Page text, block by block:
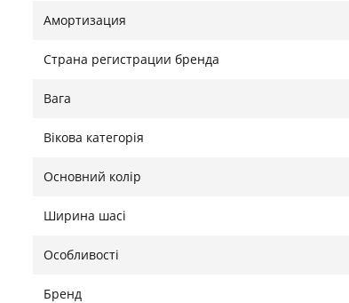
Амортизация
Страна регистрации бренда
Вага
Вікова категорія
Основний колір
Ширина шасі
Особливості
Бренд